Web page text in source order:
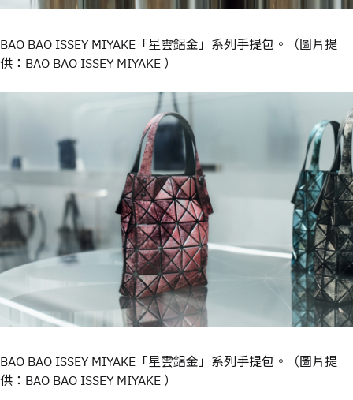
BAO BAO ISSEY MIYAKE「星雲鋁金」系列手提包。（圖片提
供：BAO BAO ISSEY MIYAKE ）
BAO BAO ISSEY MIYAKE「星雲鋁金」系列手提包。（圖片提
供：BAO BAO ISSEY MIYAKE ）